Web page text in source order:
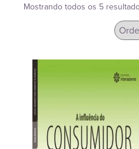
Mostrando todos os 5